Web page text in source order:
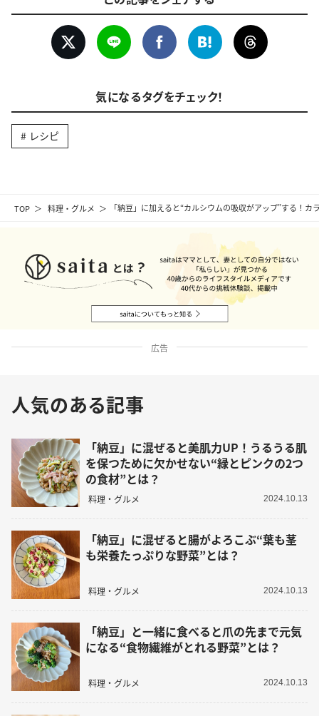
TOP 料理・グルメ 「納豆」に加えると“カルシウムの吸収がアップ”する！カ
気になるタグをチェック！
レシピ
広告
人気のある記事
「納豆」に混ぜると美肌力UP！うるうる肌
を保つために欠かせない“緑とピンクの2つ
の食材”とは？
料理・グルメ 2024.10.13
「納豆」に混ぜると腸がよろこぶ“葉も茎
も栄養たっぷりな野菜”とは？
料理・グルメ 2024.10.13
「納豆」と一緒に食べると爪の先まで元気
になる“食物繊維がとれる野菜”とは？
料理・グルメ 2024.10.13